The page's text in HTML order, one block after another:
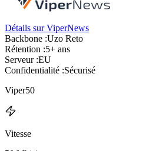
Détails sur ViperNews
Backbone :Uzo Reto
Rétention :5+ ans
Serveur :EU
Confidentialité :Sécurisé
Viper50
Vitesse